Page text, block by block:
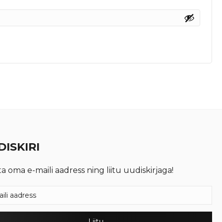
oma e-maili aadress ning liitu uudiskirjaga!